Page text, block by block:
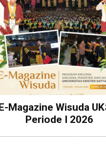
E-Magazine Wisuda
Periode I 2026